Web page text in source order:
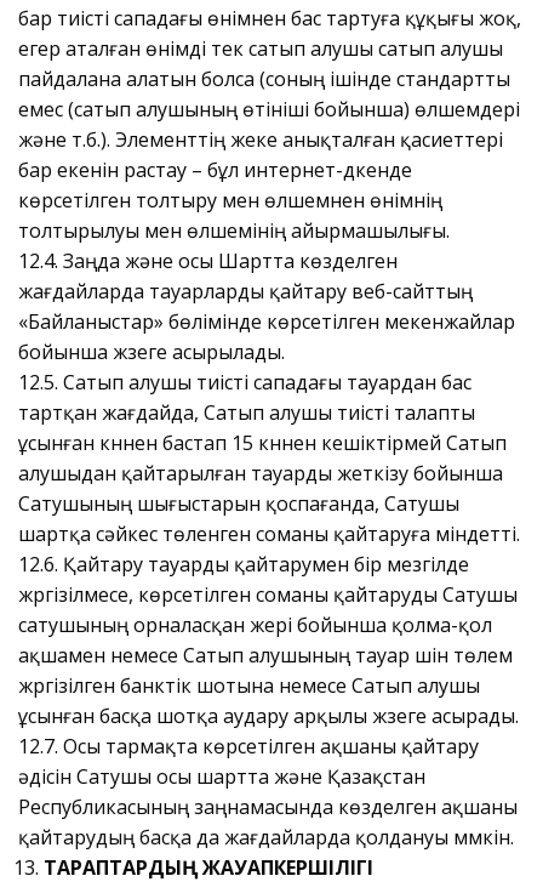
бар тиісті сападағы өнімнен бас тартуға құқығы жоқ,
егер аталған өнімді тек сатып алушы сатып алушы
пайдалана алатын болса (соның ішінде стандартты
емес (сатып алушының өтініші бойынша) өлшемдері
және т.б.). Элементтің жеке анықталған қасиеттері
бар екенін растау – бұл интернет-дүкенде
көрсетілген толтыру мен өлшемнен өнімнің
толтырылуы мен өлшемінің айырмашылығы.
12.4. Заңда және осы Шартта көзделген
жағдайларда тауарларды қайтару веб-сайттың
«Байланыстар» бөлімінде көрсетілген мекенжайлар
бойынша жүзеге асырылады.
12.5. Сатып алушы тиісті сападағы тауардан бас
тартқан жағдайда, Сатып алушы тиісті талапты
ұсынған күннен бастап 15 күннен кешіктірмей Сатып
алушыдан қайтарылған тауарды жеткізу бойынша
Сатушының шығыстарын қоспағанда, Сатушы
шартқа сәйкес төленген соманы қайтаруға міндетті.
12.6. Қайтару тауарды қайтарумен бір мезгілде
жүргізілмесе, көрсетілген соманы қайтаруды Сатушы
сатушының орналасқан жері бойынша қолма-қол
ақшамен немесе Сатып алушының тауар үшін төлем
жүргізілген банктік шотына немесе Сатып алушы
ұсынған басқа шотқа аудару арқылы жүзеге асырады.
12.7. Осы тармақта көрсетілген ақшаны қайтару
әдісін Сатушы осы шартта және Қазақстан
Республикасының заңнамасында көзделген ақшаны
қайтарудың басқа да жағдайларда қолдануы мүмкін.
ТАРАПТАРДЫҢ ЖАУАПКЕРШІЛІГІ